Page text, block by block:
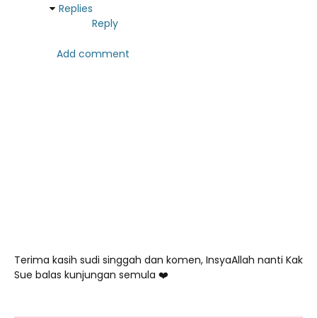
Replies
Reply
Add comment
Terima kasih sudi singgah dan komen, InsyaAllah nanti Kak
Sue balas kunjungan semula ❤️